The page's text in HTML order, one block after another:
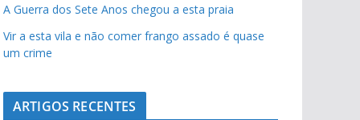
A Guerra dos Sete Anos chegou a esta praia
Vir a esta vila e não comer frango assado é quase
um crime
ARTIGOS RECENTES